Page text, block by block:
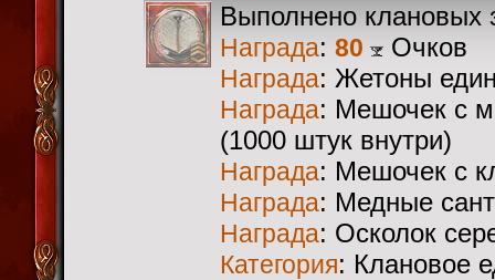
Выполнено клановых
Награда: 80 Очков
Награда: Жетоны
Награда: Мешочек с
(1000 штук внутри)
Награда: Мешочек с
Награда: Медные
Награда: Осколок
Категория: Клановое